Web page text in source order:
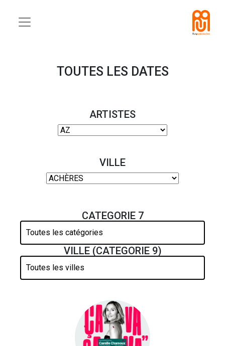
TOUTES LES DATES
ARTISTES
VILLE
CATEGORIE 7
VILLE (CATEGORIE 9)